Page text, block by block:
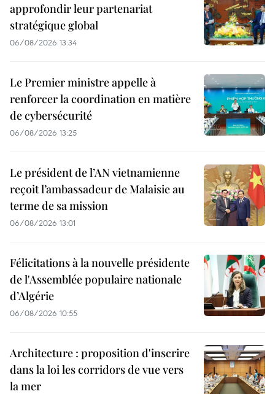
approfondir leur partenariat
stratégique global
06/08/2026 13:34
Le Premier ministre appelle à
renforcer la coordination en matière
de cybersécurité
06/08/2026 13:25
Le président de l’AN vietnamienne
reçoit l’ambassadeur de Malaisie au
terme de sa mission
06/08/2026 13:01
Félicitations à la nouvelle présidente
de l'Assemblée populaire nationale
d’Algérie
06/08/2026 10:55
Architecture : proposition d'inscrire
dans la loi les corridors de vue vers
la mer